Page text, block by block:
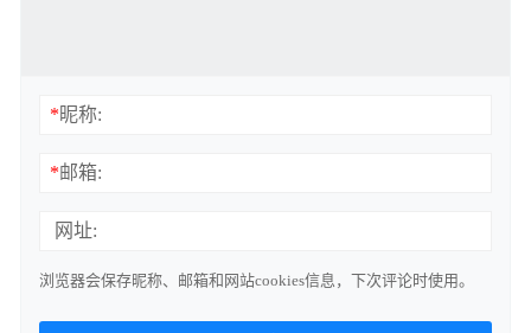
*昵称:
*邮箱:
网址:
浏览器会保存昵称、邮箱和网站cookies信息，下次评论时使用。